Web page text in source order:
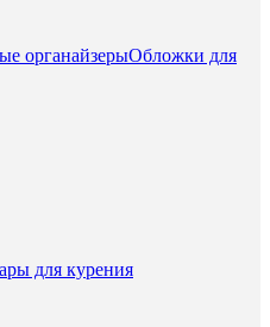
органайзерыОбложки для
для курения